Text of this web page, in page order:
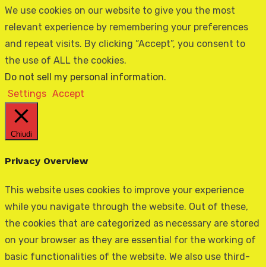
We use cookies on our website to give you the most
relevant experience by remembering your preferences
and repeat visits. By clicking “Accept”, you consent to
the use of ALL the cookies.
Do not sell my personal information.
Settings Accept
Chiudi
Privacy Overview
This website uses cookies to improve your experience
while you navigate through the website. Out of these,
the cookies that are categorized as necessary are stored
on your browser as they are essential for the working of
basic functionalities of the website. We also use third-